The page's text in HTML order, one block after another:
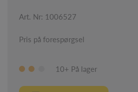
Art. Nr: 1006527
Pris på forespørgsel
10+ På lager